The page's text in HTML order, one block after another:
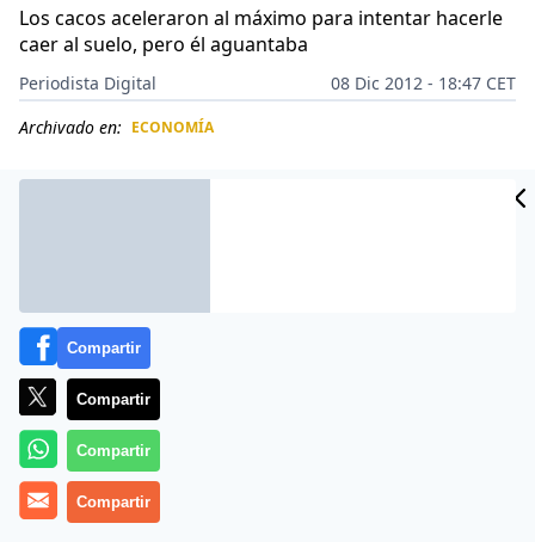
Los cacos aceleraron al máximo para intentar hacerle
caer al suelo, pero él aguantaba
Periodista Digital
08 Dic 2012 - 18:47 CET
Archivado en: ECONOMÍA
Más información
Compartir
Compartir
Compartir
Compartir